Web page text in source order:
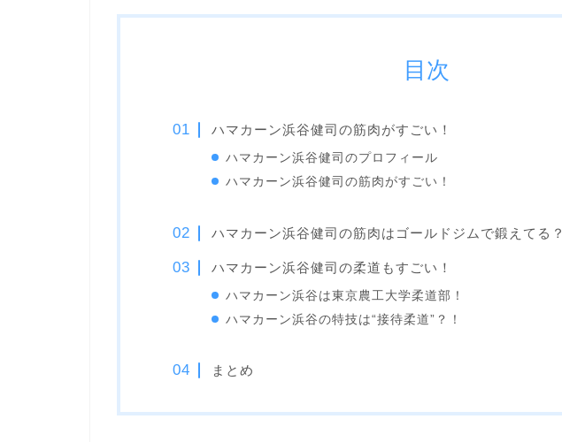
目次
ハマカーン浜谷健司の筋肉がすごい！
ハマカーン浜谷健司のプロフィール
ハマカーン浜谷健司の筋肉がすごい！
ハマカーン浜谷健司の筋肉はゴールドジムで鍛えてる？
ハマカーン浜谷健司の柔道もすごい！
ハマカーン浜谷は東京農工大学柔道部！
ハマカーン浜谷の特技は“接待柔道”？！
まとめ